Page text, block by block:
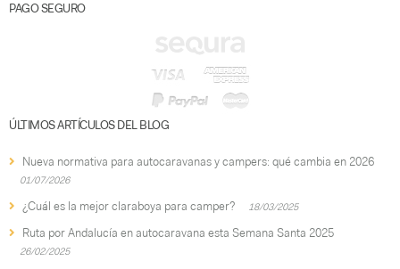
PAGO SEGURO
ÚLTIMOS ARTÍCULOS DEL BLOG
Nueva normativa para autocaravanas y campers: qué cambia en 2026
01/07/2026
¿Cuál es la mejor claraboya para camper? 18/03/2025
Ruta por Andalucía en autocaravana esta Semana Santa 2025
26/02/2025